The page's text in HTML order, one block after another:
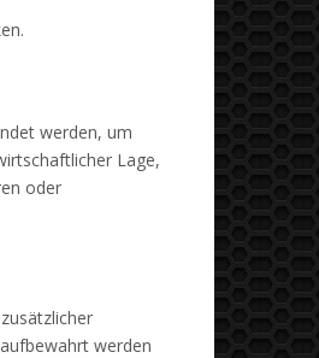
werden, um
Lage,
oder
werden